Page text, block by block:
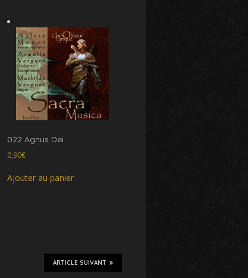
022 Agnus Dei
0,90€
Ajouter au panier
ARTICLE SUIVANT